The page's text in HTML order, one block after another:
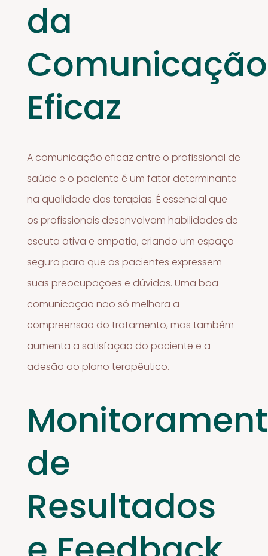
da
Comunicação
Eficaz
A comunicação eficaz entre o profissional de
saúde e o paciente é um fator determinante
na qualidade das terapias. É essencial que
os profissionais desenvolvam habilidades de
escuta ativa e empatia, criando um espaço
seguro para que os pacientes expressem
suas preocupações e dúvidas. Uma boa
comunicação não só melhora a
compreensão do tratamento, mas também
aumenta a satisfação do paciente e a
adesão ao plano terapêutico.
de
Resultados